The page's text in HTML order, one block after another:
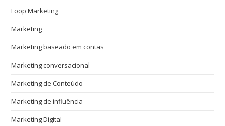
Loop Marketing
Marketing
Marketing baseado em contas
Marketing conversacional
Marketing de Conteúdo
Marketing de influência
Marketing Digital